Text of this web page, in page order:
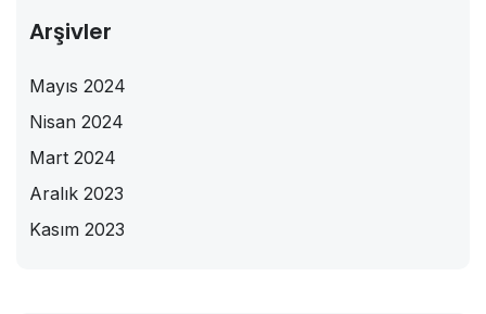
Arşivler
Mayıs 2024
Nisan 2024
Mart 2024
Aralık 2023
Kasım 2023